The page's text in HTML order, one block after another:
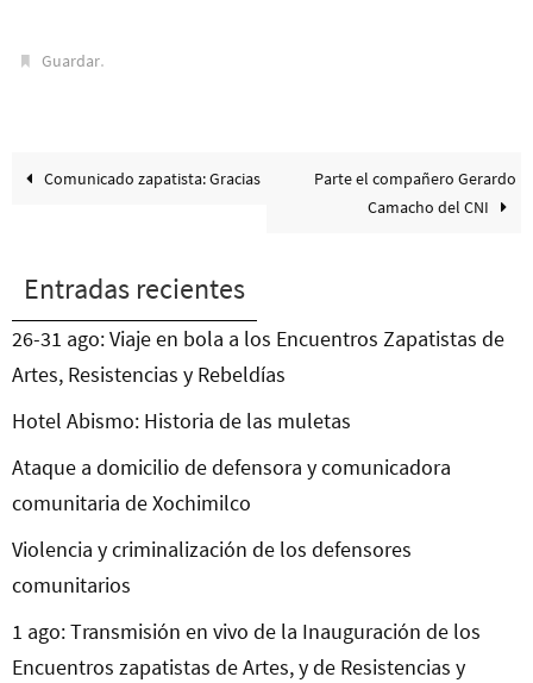
Guardar.
Comunicado zapatista: Gracias
Parte el compañero Gerardo
Camacho del CNI
Entradas recientes
26-31 ago: Viaje en bola a los Encuentros Zapatistas de
Artes, Resistencias y Rebeldías
Hotel Abismo: Historia de las muletas
Ataque a domicilio de defensora y comunicadora
comunitaria de Xochimilco
Violencia y criminalización de los defensores
comunitarios
1 ago: Transmisión en vivo de la Inauguración de los
Encuentros zapatistas de Artes, y de Resistencias y